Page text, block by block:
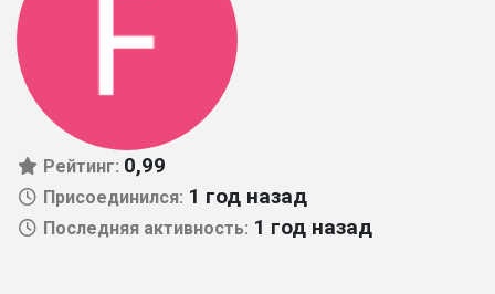
Рейтинг: 0,99
Присоединился: 1 год назад
Последняя активность: 1 год назад